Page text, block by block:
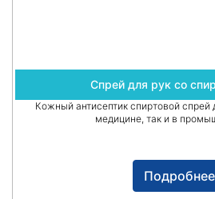
Спрей для рук со
Кожный антисептик спиртовой спрей
медицине, так и в
Подробнее